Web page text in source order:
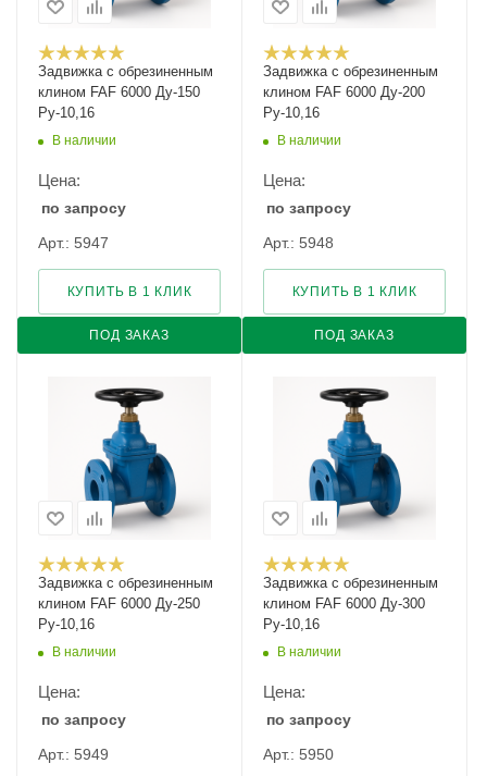
Задвижка с обрезиненным
клином FAF 6000 Ду-150
Ру-10,16
В наличии
Цена:
по запросу
Арт.: 5947
ПОД ЗАКАЗ
КУПИТЬ В 1 КЛИК
Задвижка с обрезиненным
клином FAF 6000 Ду-200
Ру-10,16
В наличии
Цена:
по запросу
Арт.: 5948
ПОД ЗАКАЗ
КУПИТЬ В 1 КЛИК
Задвижка с обрезиненным
клином FAF 6000 Ду-250
Ру-10,16
В наличии
Цена:
по запросу
Арт.: 5949
Задвижка с обрезиненным
клином FAF 6000 Ду-300
Ру-10,16
В наличии
Цена:
по запросу
Арт.: 5950